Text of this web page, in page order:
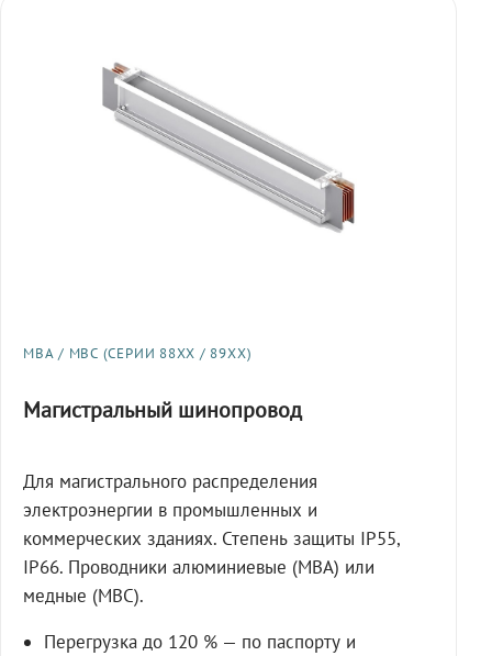
МВА / МВС (СЕРИИ 88XX / 89XX)
Магистральный шинопровод
Для магистрального распределения
электроэнергии в промышленных и
коммерческих зданиях. Степень защиты IP55,
IP66. Проводники алюминиевые (МВА) или
медные (МВС).
Перегрузка до 120 % — по паспорту и